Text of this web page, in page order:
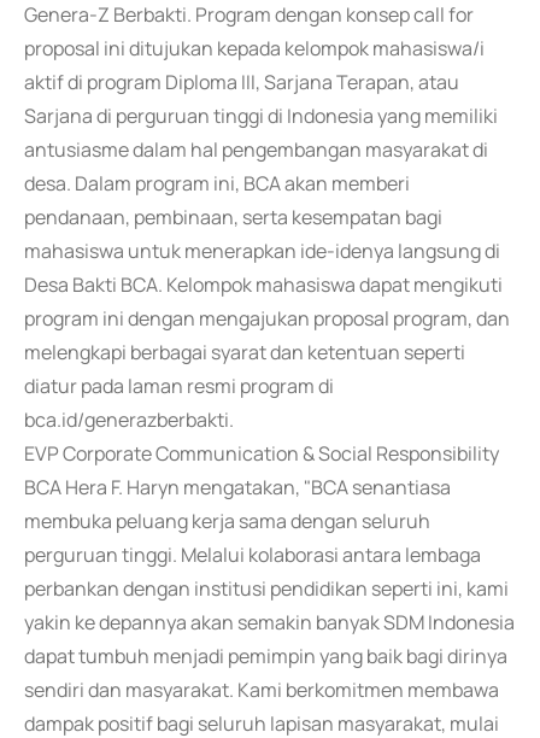
Genera-Z Berbakti. Program dengan konsep call for
proposal ini ditujukan kepada kelompok mahasiswa/i
aktif di program Diploma III, Sarjana Terapan, atau
Sarjana di perguruan tinggi di Indonesia yang memiliki
antusiasme dalam hal pengembangan masyarakat di
desa. Dalam program ini, BCA akan memberi
pendanaan, pembinaan, serta kesempatan bagi
mahasiswa untuk menerapkan ide-idenya langsung di
Desa Bakti BCA. Kelompok mahasiswa dapat mengikuti
program ini dengan mengajukan proposal program, dan
melengkapi berbagai syarat dan ketentuan seperti
diatur pada laman resmi program di
bca.id/generazberbakti.
EVP Corporate Communication & Social Responsibility
BCA Hera F. Haryn mengatakan, "BCA senantiasa
membuka peluang kerja sama dengan seluruh
perguruan tinggi. Melalui kolaborasi antara lembaga
perbankan dengan institusi pendidikan seperti ini, kami
yakin ke depannya akan semakin banyak SDM Indonesia
dapat tumbuh menjadi pemimpin yang baik bagi dirinya
sendiri dan masyarakat. Kami berkomitmen membawa
dampak positif bagi seluruh lapisan masyarakat, mulai